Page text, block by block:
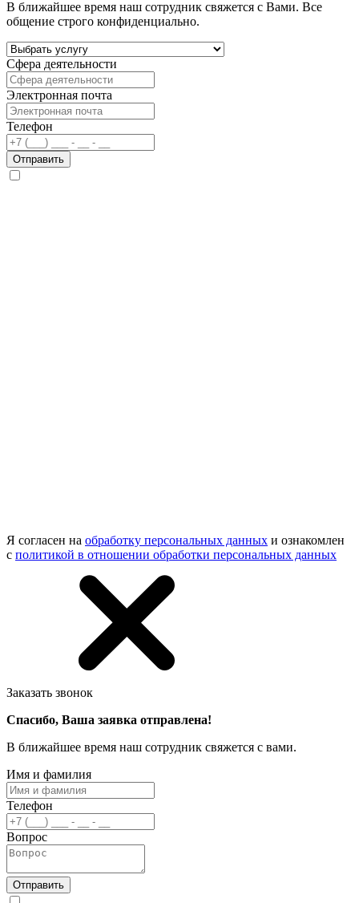
В ближайшее время наш сотрудник свяжется с Вами. Все
общение строго конфиденциально.
Сфера деятельности
Электронная почта
Телефон
Отправить
Я согласен на обработку персональных данных и ознакомлен
с политикой в отношении обработки персональных данных
Заказать звонок
Спасибо, Ваша заявка отправлена!
В ближайшее время наш сотрудник свяжется с вами.
Имя и фамилия
Телефон
Вопрос
Отправить